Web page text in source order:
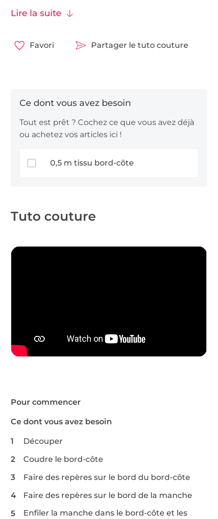
bords-côtes.
Nous vous souhaitons beaucoup de plaisir à
Lire la suite
Favori Partager le tuto couture
Tout est prêt ? Cochez ce que vous avez déjà
ou achetez vos articles ici !
0,5 m tissu bord-côte
Tuto couture
Pour commencer
Ce dont vous avez besoin
Découper
Coudre le bord-côte
Faire des repères sur le bord du bord-côte
Faire des repères sur le bord de la manche
Enfiler la manche dans le bord-côte et les